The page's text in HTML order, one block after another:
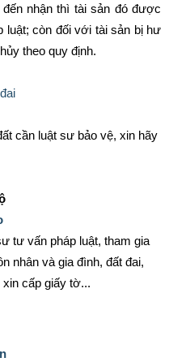
nhận thì tài sản đó được
luật; còn đối với tài sản bị hư
theo quy định.
cần luật sư bảo vệ, xin hãy
tư vấn pháp luật, tham gia
nhân và gia đình, đất đai,
cấp giấy tờ...